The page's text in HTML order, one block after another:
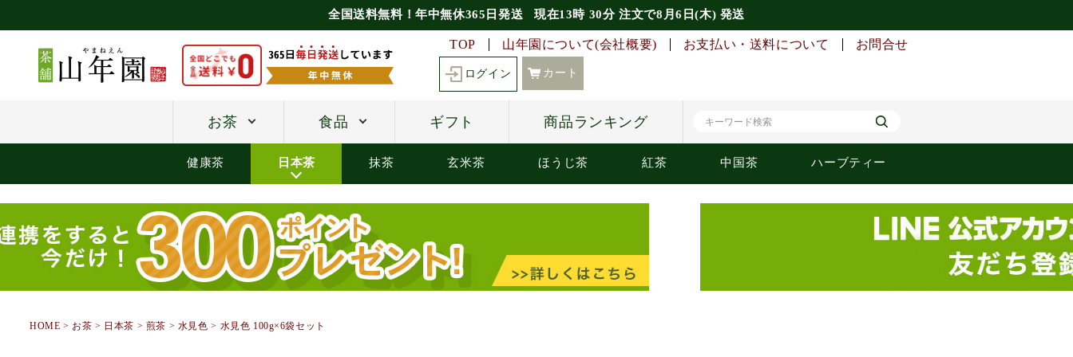
全国送料無料！年中無休365日発送 現在13時 30分注文で8月6日(木) 発送
TOP 山年園について(会社概要) お支払い・送料について お問合せ
ログイン カート
お茶 食品 ギフト 商品ランキング
健康茶 日本茶 抹茶 玄米茶 ほうじ茶 紅茶 中国茶 ハーブティー
HOME お茶 日本茶 煎茶 水見色 水見色 100g×6袋セット